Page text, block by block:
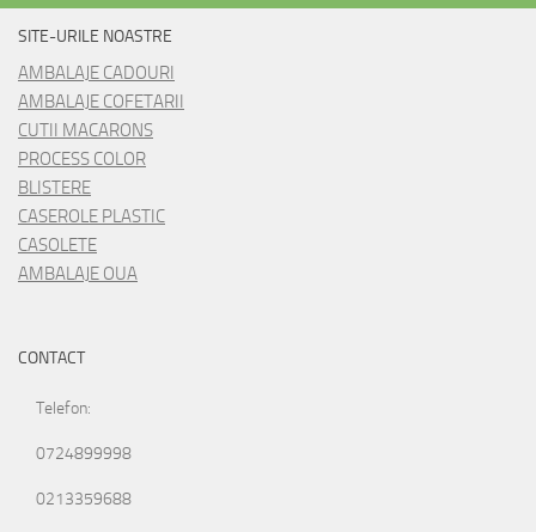
SITE-URILE NOASTRE
AMBALAJE CADOURI
AMBALAJE COFETARII
CUTII MACARONS
PROCESS COLOR
BLISTERE
CASEROLE PLASTIC
CASOLETE
AMBALAJE OUA
CONTACT
Telefon:
0724899998
0213359688